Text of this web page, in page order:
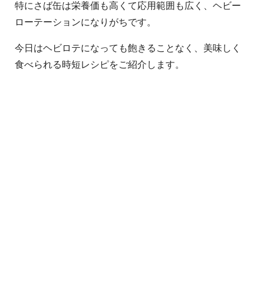
特にさば缶は栄養価も高くて応用範囲も広く、ヘビー
ローテーションになりがちです。
今日はヘビロテになっても飽きることなく、美味しく
食べられる時短レシピをご紹介します。